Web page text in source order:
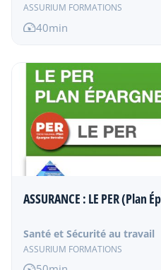
ASSURIUM FORMATIONS
40min
ASSURANCE : LE PER (Plan
Santé et Sécurité au travail
ASSURIUM FORMATIONS